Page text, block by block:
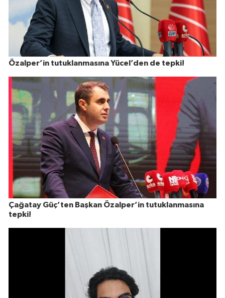
Özalper’in tutuklanmasına Yücel’den de tepki!
Çağatay Güç’ten Başkan Özalper’in tutuklanmasına
tepki!